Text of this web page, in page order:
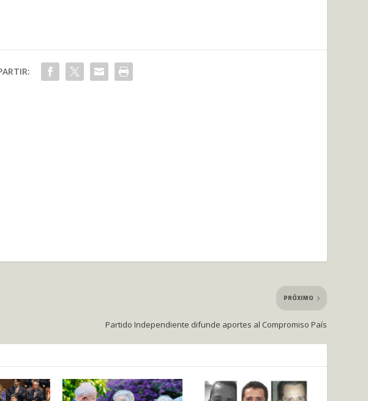
PRÓXIMO
Partido Independiente difunde aportes al Compromiso País